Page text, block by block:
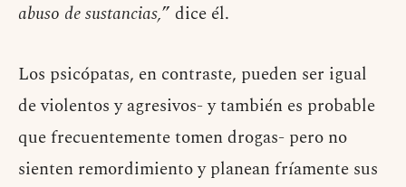
abuso de sustancias,” dice él.
Los psicópatas, en contraste, pueden ser igual
de violentos y agresivos- y también es probable
que frecuentemente tomen drogas- pero no
sienten remordimiento y planean fríamente sus